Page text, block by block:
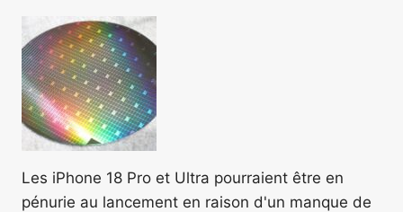
Les iPhone 18 Pro et Ultra pourraient être en
pénurie au lancement en raison d'un manque de